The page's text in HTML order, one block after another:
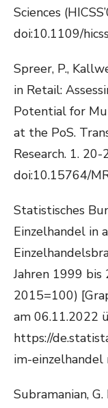
Sciences
doi:10.1109/
Spreer, P.,
in Retail:
Potential for
at the PoS.
Research. 1. 20-
doi:10.15764/
Statistisches
Einzelhandel in
Jahren 1999
2015=100)
am 06.11.2022
https://
im-einzelhandel
Subramanian,